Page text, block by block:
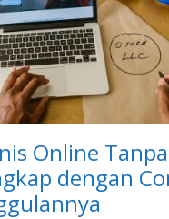
Online Tanpa
dengan